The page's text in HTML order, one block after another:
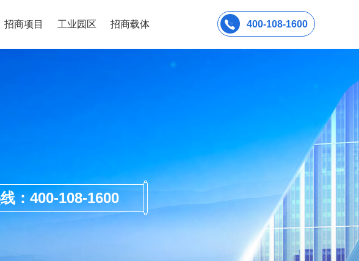
招商项目 工业园区 招商载体 400-108-1600
：400-108-1600